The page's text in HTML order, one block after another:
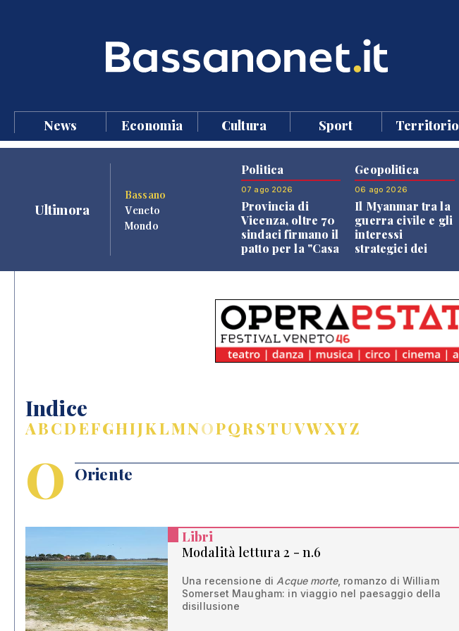
News Economia Cultura Sport Territorio
Ultimora
Bassano
Veneto
Mondo
Politica
07 ago 2026
Provincia di
Vicenza, oltre 70
sindaci firmano il
patto per la "Casa
Geopolitica
06 ago 2026
Il Myanmar tra la
guerra civile e gli
interessi
strategici dei
Indice
ABCDEFGHIJKLMNOPQRSTUVWXYZ
O Oriente
Libri
Modalità lettura 2 - n.6
Una recensione di Acque morte, romanzo di William
Somerset Maugham: in viaggio nel paesaggio della
disillusione